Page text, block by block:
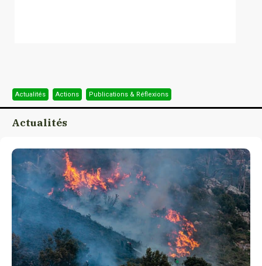
Actualités Actions Publications & Réflexions
Actualités